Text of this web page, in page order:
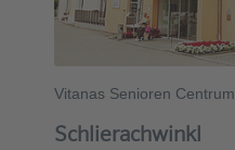
Vitanas Senioren Centrum
Schlierachwinkl